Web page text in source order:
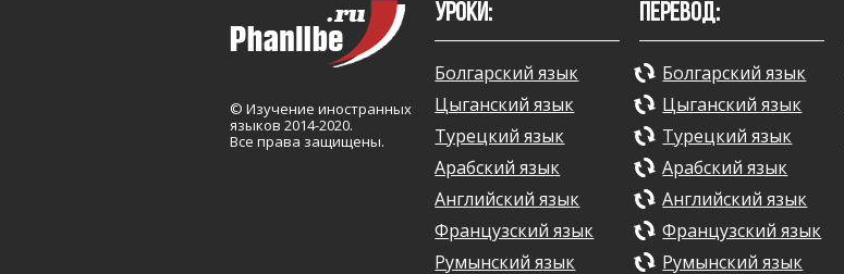
© Изучение иностранных
языков 2014-2020.
Все права защищены.
УРОКИ:
Болгарский язык
Цыганский язык
Турецкий язык
Арабский язык
Английский язык
Французский язык
Румынский язык
ПЕРЕВОД:
Болгарский язык
Цыганский язык
Турецкий язык
Арабский язык
Английский язык
Французский язык
Румынский язык